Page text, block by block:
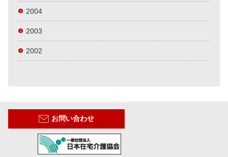
2004
2003
2002
お問い合わせ